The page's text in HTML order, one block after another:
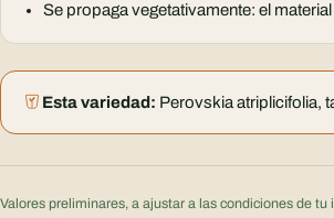
Se propaga vegetativamente: el
Esta variedad: Perovskia atriplicifolia,
Valores preliminares, a ajustar a las condiciones de tu